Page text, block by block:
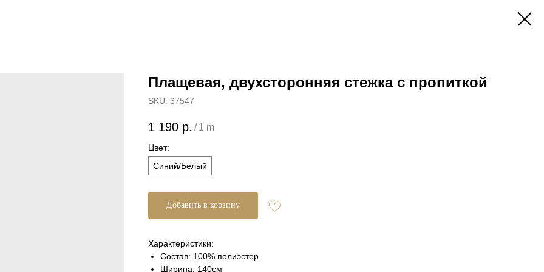
Плащевая, двухсторонняя стежка с пропиткой
SKU: 37547
1 190 р. / 1 m
Цвет:
Синий/Белый
Добавить в корзину
Характеристики:
Состав: 100% полиэстер
Ширина: 140см